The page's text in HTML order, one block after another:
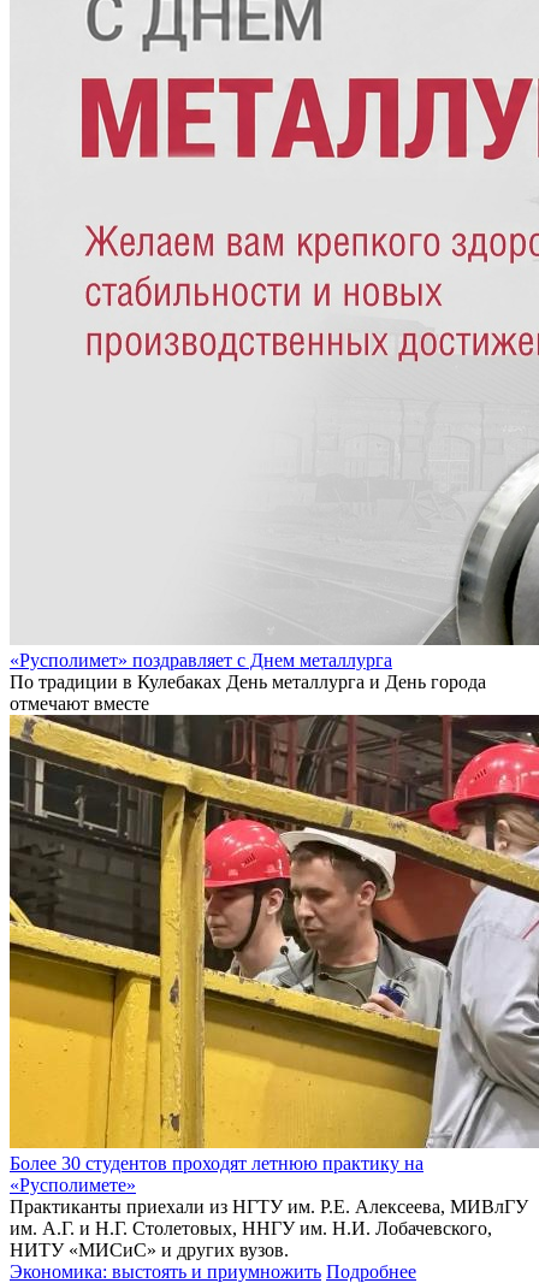
«Русполимет» поздравляет с Днем металлурга
По традиции в Кулебаках День металлурга и День города
отмечают вместе
Более 30 студентов проходят летнюю практику на
«Русполимете»
Практиканты приехали из НГТУ им. Р.Е. Алексеева, МИВлГУ
им. А.Г. и Н.Г. Столетовых, ННГУ им. Н.И. Лобачевского,
НИТУ «МИСиС» и других вузов.
Экономика: выстоять и приумножить Подробнее